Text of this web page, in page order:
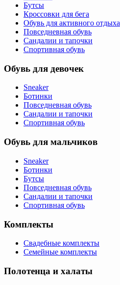
Бутсы
Кроссовки для бега
Обувь для активного отдыха
Повседневная обувь
Сандалии и тапочки
Спортивная обувь
Обувь для девочек
Sneaker
Ботинки
Повседневная обувь
Сандалии и тапочки
Спортивная обувь
Обувь для мальчиков
Sneaker
Ботинки
Бутсы
Повседневная обувь
Сандалии и тапочки
Спортивная обувь
Комплекты
Свадебные комплекты
Семейные комплекты
Полотенца и халаты